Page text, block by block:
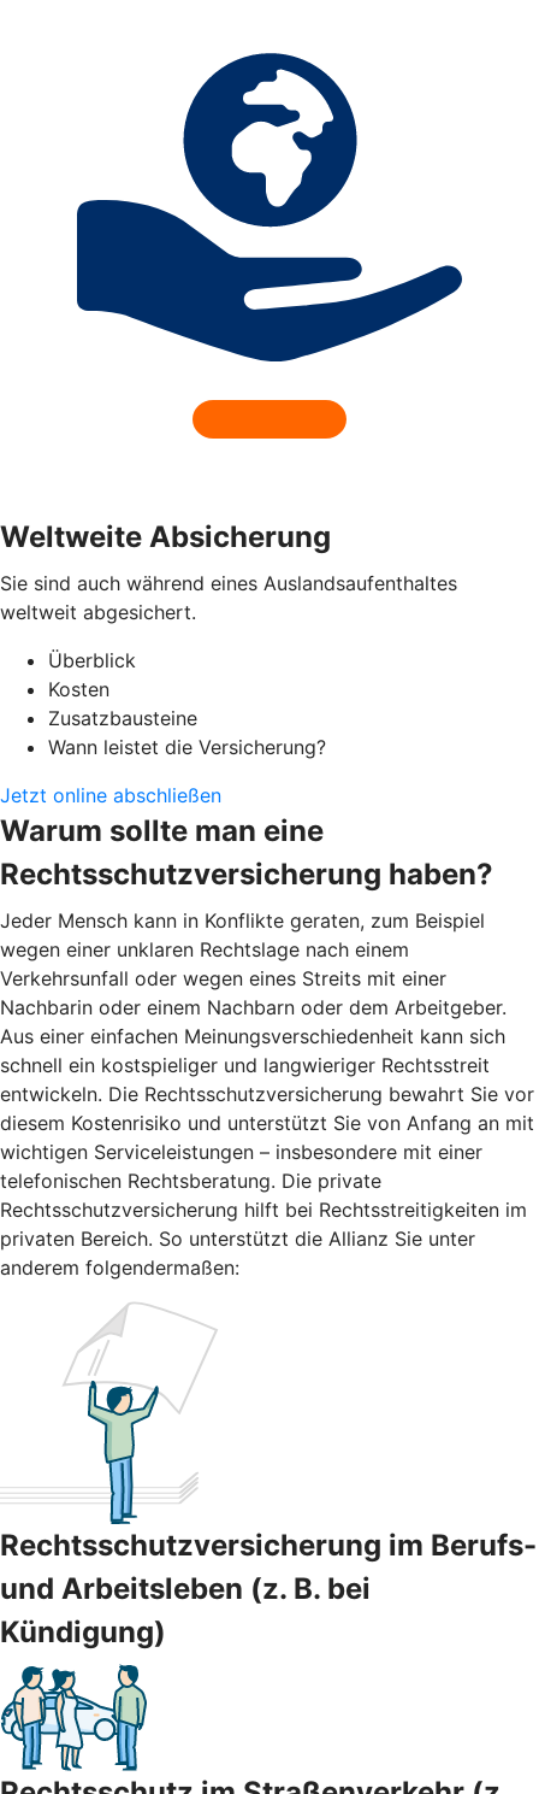
Weltweite Absicherung
Sie sind auch während eines Auslandsaufenthaltes
weltweit abgesichert.
Überblick
Kosten
Zusatzbausteine
Wann leistet die Versicherung?
Jetzt online abschließen
Warum sollte man eine
Rechtsschutzversicherung haben?
Jeder Mensch kann in Konflikte geraten, zum Beispiel
wegen einer unklaren Rechtslage nach einem
Verkehrsunfall oder wegen eines Streits mit einer
Nachbarin oder einem Nachbarn oder dem Arbeitgeber.
Aus einer einfachen Meinungsverschiedenheit kann sich
schnell ein kostspieliger und langwieriger Rechtsstreit
entwickeln. Die Rechtsschutzversicherung bewahrt Sie vor
diesem Kostenrisiko und unterstützt Sie von Anfang an mit
wichtigen Serviceleistungen – insbesondere mit einer
telefonischen Rechtsberatung. Die private
Rechtsschutzversicherung hilft bei Rechtsstreitigkeiten im
privaten Bereich. So unterstützt die Allianz Sie unter
anderem folgendermaßen:
Rechtsschutzversicherung im Berufs-
und Arbeitsleben (z. B. bei
Kündigung)